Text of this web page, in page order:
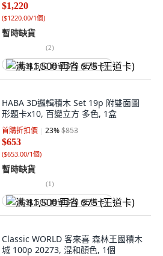
$1,220
($1220.00/1個)
暫時缺貨
(2)
满 $1,500 再省 $75 (王道卡)
HABA 3D邏輯積木 Set 19p 附雙面圖
形題卡x10, 百變立方 多色, 1盒
首購折扣價 23%$853
$653
($653.00/1個)
暫時缺貨
(1)
满 $1,500 再省 $75 (王道卡)
Classic WORLD 客來喜 森林王國積木
城 100p 20273, 混和顏色, 1個